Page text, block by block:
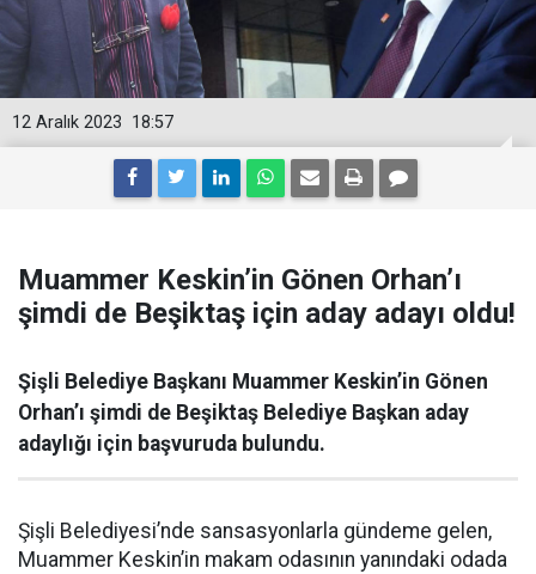
18:57
12 Aralık 2023
Muammer Keskin’in Gönen Orhan’ı
şimdi de Beşiktaş için aday adayı oldu!
Şişli Belediye Başkanı Muammer Keskin’in Gönen
Orhan’ı şimdi de Beşiktaş Belediye Başkan aday
adaylığı için başvuruda bulundu.
Şişli Belediyesi’nde sansasyonlarla gündeme gelen,
Muammer Keskin’in makam odasının yanındaki odada